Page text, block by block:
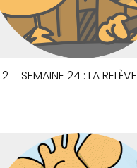
– SEMAINE 24 : LA RELÈVE